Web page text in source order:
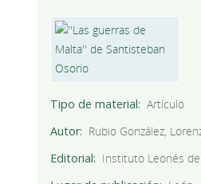
Tipo de material
Artículo
Autor
Rubio González,
Editorial
Instituto Leonés